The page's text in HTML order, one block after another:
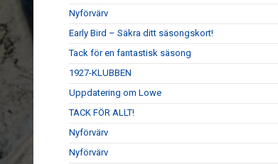
Nyförvärv
Early Bird – Säkra ditt säsongskort!
Tack för en fantastisk säsong
1927-KLUBBEN
Uppdatering om Lowe
TACK FÖR ALLT!
Nyförvärv
Nyförvärv